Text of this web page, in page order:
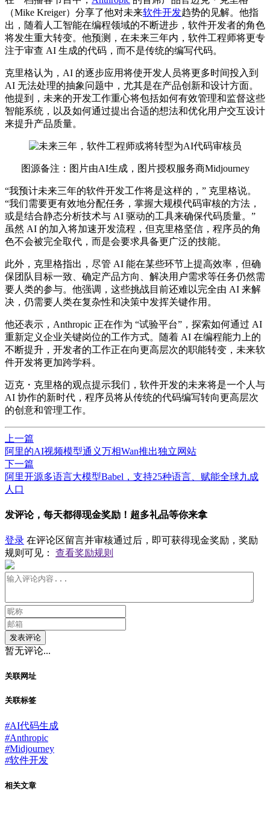
（Mike Kreiger）分享了他对未来软件开发趋势的见解。他指
出，随着人工智能在编程领域的不断进步，软件开发者的角色
将发生重大转变。他预测，在未来三年内，软件工程师将更专
注于审查 AI 生成的代码，而不是传统的编写代码。
克里格认为，AI 的逐步应用将使开发人员将更多时间投入到
AI 无法处理的抽象问题中，尤其是在产品创新和设计方面。
他提到，未来的开发工作重心将包括如何有效管理和监督这些
智能系统，以及如何通过提出合适的想法和优化用户交互设计
来提升产品质量。
图源备注：图片由AI生成，图片授权服务商Midjourney
“我预计未来三年的软件开发工作将是这样的，” 克里格说。
“我们需要更有效地分配任务，掌握大规模代码审核的方法，
或是结合静态分析技术与 AI 驱动的工具来确保代码质量。”
虽然 AI 的加入将加速开发流程，但克里格坚信，程序员的角
色不会被完全取代，而是会要求具备更广泛的技能。
此外，克里格指出，尽管 AI 能在某些环节上提高效率，但确
保团队目标一致、确定产品方向、解决用户需求等任务仍然需
要人类的参与。他强调，这些挑战目前还难以完全由 AI 来解
决，仍需要人类在复杂性和决策中发挥关键作用。
他还表示，Anthropic 正在作为 “试验平台”，探索如何通过 AI
重新定义企业关键岗位的工作方式。随着 AI 在编程能力上的
不断提升，开发者的工作正在向更高层次的职能转变，未来软
件开发将更加跨学科。
迈克・克里格的观点提示我们，软件开发的未来将是一个人与
AI 协作的新时代，程序员将从传统的代码编写转向更高层次
的创意和管理工作。
上一篇
阿里的AI视频模型通义万相Wan推出独立网站
下一篇
阿里开源多语言大模型Babel，支持25种语言、赋能全球九成
人口
发评论，每天都得现金奖励！超多礼品等你来拿
登录 在评论区留言并审核通过后，即可获得现金奖励，奖励
规则可见： 查看奖励规则
发表评论
暂无评论...
关联网址
关联标签
#AI代码生成
#Anthropic
#Midjourney
#软件开发
相关文章